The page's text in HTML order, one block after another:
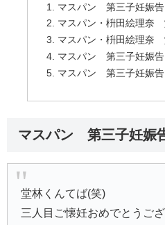
マスパン 第三子妊娠告
マスパン・枡田絵理奈
マスパン・枡田絵理
マスパン 第三子妊娠告
マスパン 第三子妊娠
マスパン 第三子妊娠
堂林くんてば(笑)
三人目ご懐妊おめでとうご